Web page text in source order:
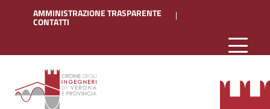
AMMINISTRAZIONE TRASPARENTE
CONTATTI